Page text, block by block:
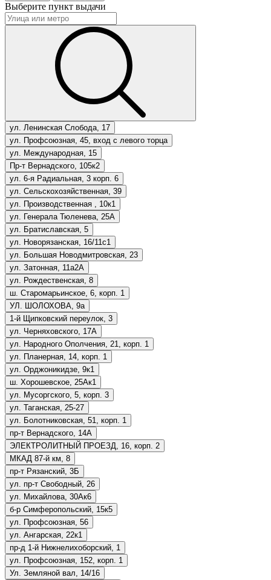
Выберите пункт выдачи
ул. Ленинская Слобода, 17
ул. Профсоюзная, 45, вход с левого торца
ул. Международная, 15
Пр-т Вернадского, 105к2
ул. 6-я Радиальная, 3 корп. 6
ул. Сельскохозяйственная, 39
ул. Производственная , 10к1
ул. Генерала Тюленева, 25А
ул. Братиславская, 5
ул. Новорязанская, 16/11с1
ул. Большая Новодмитровская, 23
ул. Затонная, 11а2А
ул. Рождественская, 8
ш. Старомарьинское, 6, корп. 1
УЛ. ШОЛОХОВА, 9а
1-й Щипковский переулок, 3
ул. Черняховского, 17А
ул. Народного Ополчения, 21, корп. 1
ул. Планерная, 14, корп. 1
ул. Орджоникидзе, 9к1
ш. Хорошевское, 25Ак1
ул. Мусоргского, 5, корп. 3
ул. Таганская, 25-27
ул. Болотниковская, 51, корп. 1
пр-т Вернадского, 14А
ЭЛЕКТРОЛИТНЫЙ ПРОЕЗД, 16, корп. 2
МКАД 87-й км, 8
пр-т Рязанский, 3Б
ул. пр-т Свободный, 26
ул. Михайлова, 30Ак6
б-р Симферопольский, 15к5
ул. Профсоюзная, 56
ул. Ангарская, 22к1
пр-д 1-й Нижнелихоборский, 1
ул. Профсоюзная, 152, корп. 1
Ул. Земляной вал, 14/16